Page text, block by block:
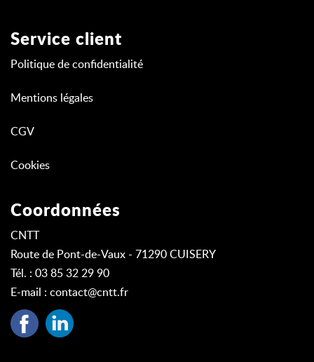
Service client
Politique de confidentialité
Mentions légales
CGV
Cookies
Coordonnées
CNTT
Route de Pont-de-Vaux - 71290 CUISERY
Tél. : 03 85 32 29 90
E-mail : contact@cntt.fr